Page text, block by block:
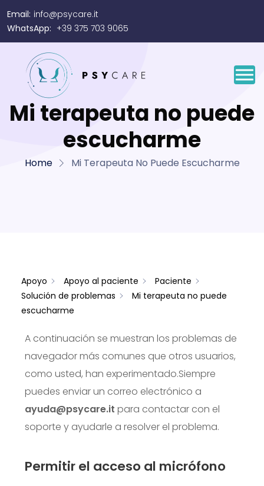
Email: info@psycare.it
WhatsApp: +39 375 703 9065
Mi terapeuta no puede
escucharme
Home Mi Terapeuta No Puede Escucharme
Apoyo Apoyo al paciente
Paciente
Solución de problemas
Mi terapeuta no puede
escucharme
A continuación se muestran los problemas de
navegador más comunes que otros usuarios,
como usted, han experimentado.Siempre
puedes enviar un correo electrónico a
ayuda@psycare.it para contactar con el
soporte y ayudarle a resolver el problema.
Permitir el acceso al micrófono